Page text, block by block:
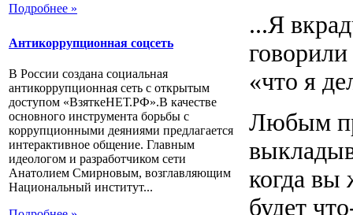
Подробнее »
Антикоррупционная соцсеть
В России создана социальная
антикоррупционная сеть с открытым
доступом «ВзяткеНЕТ.РФ».В качестве
основного инструмента борьбы с
коррупционными деяниями предлагается
интерактивное общение. Главным
идеологом и разработчиком сети
Анатолием Смирновым, возглавляющим
Национальный институт...
...Я
«что я
Любым
когда
будет